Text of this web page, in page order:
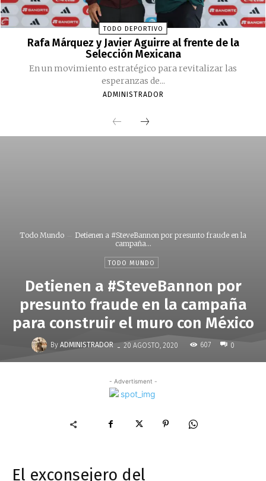
TODO DEPORTIVO
Rafa Márquez y Javier Aguirre al frente de la
Selección Mexicana
En un movimiento estratégico para revitalizar las
esperanzas de...
ADMINISTRADOR